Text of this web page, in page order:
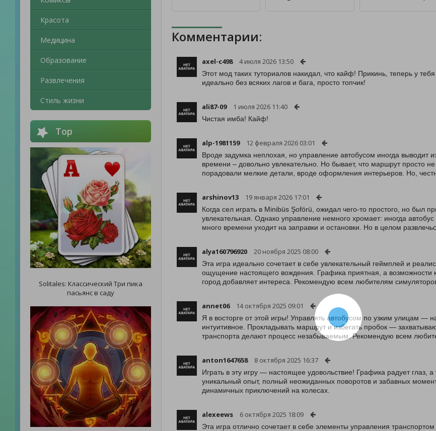
Красота
Медицина
Образование
Развлечения
Стиль жизни
Top
Solitales: Классический Три пика
пасьянс в саду
Комментарии:
axel-c498 4 июля 2026 13:50
Этот мод таких туториалов накидал, что кайф! Прикинь, теперь у
идеально без всяких лагов и бага, просто топчик!
ali87-09 1 июля 2026 11:40
Чистая имба! Кайф!
alp-1981159 12 февраля 2026 03:01
Вроде задумка неплохая, но управление автобусом иногда выводит
времени – довольно увлекательно. Но бывает, что маршрут просто
порадовали мелкие детали, вроде оформления интерьеров. Но,
arshinov13 19 января 2026 17:01
Когда сел играть в Minibüs Şoförü, ожидал чего-то простого, но был
увлекательная. Однако управление немного хромает: иногда
много времени уходит на заправки и остановки. Но в целом
alya160796920 20 ноября 2025 08:00
Эта игра идеально сочетает в себе увлекательный геймплей и
ощущение настоящего вождения. Графика приятная, а возможности
город добавляет интереса. Рекомендую всем любителям
annet06 14 октября 2025 09:01
Я в восторге от этой игры! Управлять автобусом по узким улицам —
интуитивное. Прокладывать маршрут и избегать пробок —
транспорта делают процесс незабываемым. Рекомендую всем
anton1647658 8 октября 2025 16:37
Играть в эту игру — настоящее удовольствие! Графика радует глаз,
уникальный опыт, полный неожиданных поворотов и забавных
динамичных приключений на колесах.
alexeews 6 октября 2025 18:09
Эта игра отлично сочетает в себе элементы управления